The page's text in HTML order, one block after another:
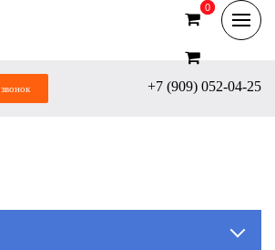
+7 (909) 052-04-25
0
0